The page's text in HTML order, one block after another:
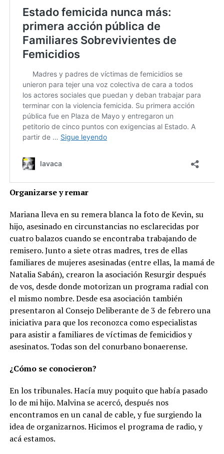
Organizarse y remar
Mariana lleva en su remera blanca la foto de Kevin, su
hijo, asesinado en circunstancias no esclarecidas por
cuatro balazos cuando se encontraba trabajando de
remisero. Junto a siete otras madres, tres de ellas
familiares de mujeres asesinadas (entre ellas, la mamá de
Natalia Sabán), crearon la asociación Resurgir después
de vos, desde donde motorizan un programa radial con
el mismo nombre. Desde esa asociación también
presentaron al Consejo Deliberante de 3 de febrero una
iniciativa para que los reconozca como especialistas
para asistir a familiares de víctimas de femicidios y
asesinatos. Todas son del conurbano bonaerense.
¿Cómo se conocieron?
En los tribunales. Hacía muy poquito que había pasado
lo de mi hijo. Malvina se acercó, después nos
encontramos en un canal de cable, y fue surgiendo la
idea de organizarnos. Hicimos el programa de radio, y
acá estamos.